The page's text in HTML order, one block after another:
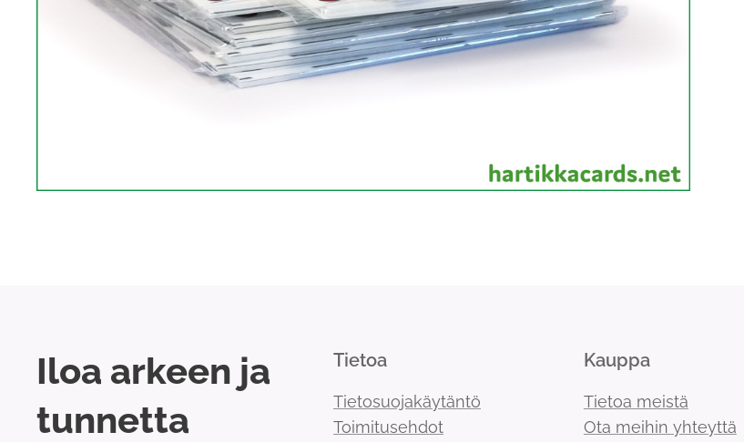
Iloa arkeen ja
tunnetta
Tietoa
Tietosuojakäytäntö
Toimitusehdot
Kauppa
Tietoa meistä
Ota meihin yhteyttä